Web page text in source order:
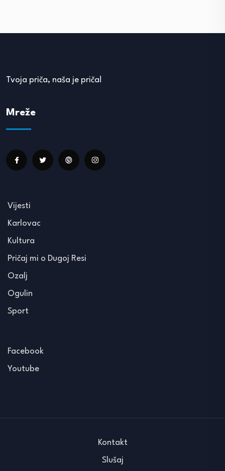
Tvoja priča, naša je priča!
Mreže
Vijesti
Karlovac
Kultura
Pričaj mi o Dugoj Resi
Ozalj
Ogulin
Sport
Facebook
Youtube
Kontakt
Slušaj